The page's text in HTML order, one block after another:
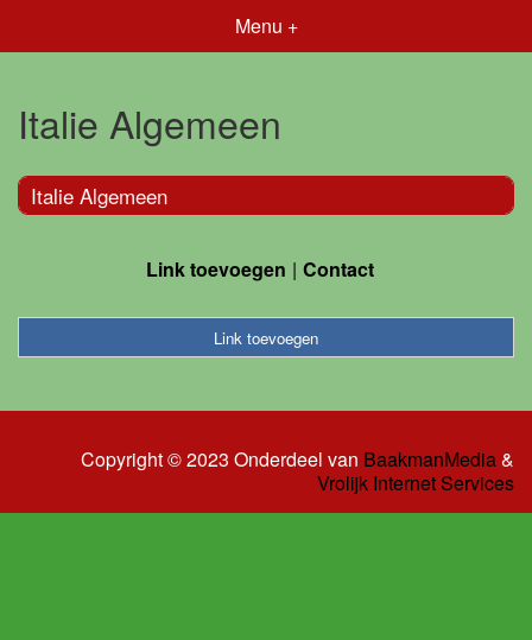
Menu +
Italie Algemeen
Italie Algemeen
Link toevoegen Contact
Link toevoegen
Copyright © 2023 Onderdeel van BaakmanMedia&
Vrolijk Internet Services